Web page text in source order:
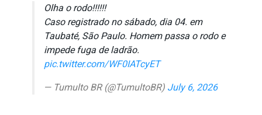
Olha o rodo!!!!!!
Caso registrado no sábado, dia 04. em
Taubaté, São Paulo. Homem passa o rodo e
impede fuga de ladrão.
pic.twitter.com/WF0IATcyET
— Tumulto BR (@TumultoBR) July 6, 2026